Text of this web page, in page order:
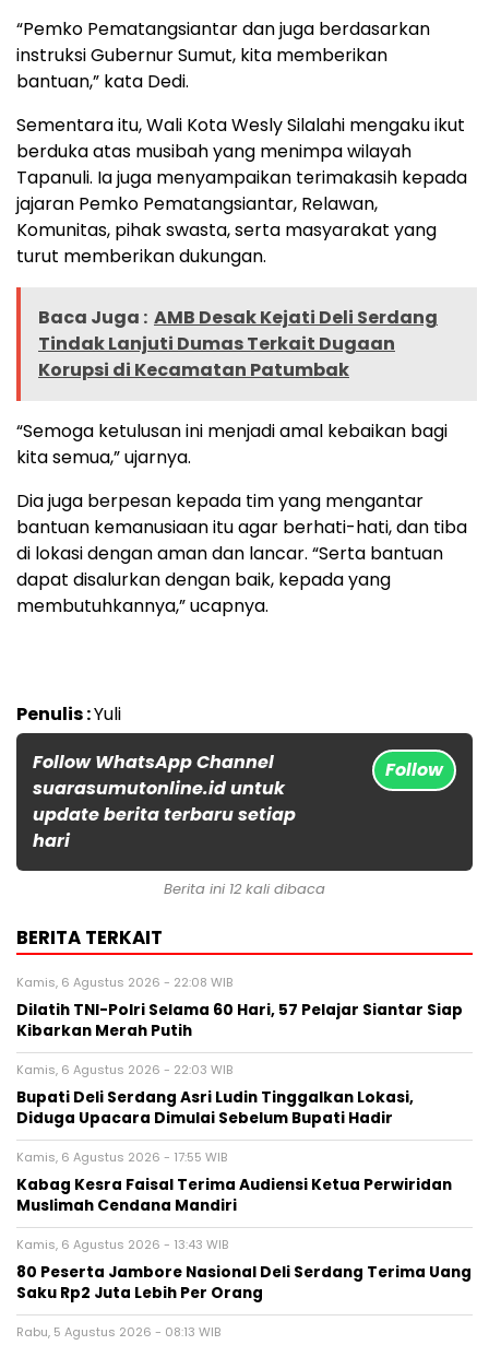
“Pemko Pematangsiantar dan juga berdasarkan
instruksi Gubernur Sumut, kita memberikan
bantuan,” kata Dedi.
Sementara itu, Wali Kota Wesly Silalahi mengaku ikut
berduka atas musibah yang menimpa wilayah
Tapanuli. Ia juga menyampaikan terimakasih kepada
jajaran Pemko Pematangsiantar, Relawan,
Komunitas, pihak swasta, serta masyarakat yang
turut memberikan dukungan.
Baca Juga : AMB Desak Kejati Deli Serdang
Tindak Lanjuti Dumas Terkait Dugaan
Korupsi di Kecamatan Patumbak
“Semoga ketulusan ini menjadi amal kebaikan bagi
kita semua,” ujarnya.
Dia juga berpesan kepada tim yang mengantar
bantuan kemanusiaan itu agar berhati-hati, dan tiba
di lokasi dengan aman dan lancar. “Serta bantuan
dapat disalurkan dengan baik, kepada yang
membutuhkannya,” ucapnya.
Penulis :Yuli
Follow WhatsApp Channel
suarasumutonline.id untuk
update berita terbaru setiap
hari
Follow
Berita ini 12 kali dibaca
BERITA TERKAIT
Kamis, 6 Agustus 2026 - 22:08 WIB
Dilatih TNI-Polri Selama 60 Hari, 57 Pelajar Siantar Siap
Kibarkan Merah Putih
Kamis, 6 Agustus 2026 - 22:03 WIB
Bupati Deli Serdang Asri Ludin Tinggalkan Lokasi,
Diduga Upacara Dimulai Sebelum Bupati Hadir
Kamis, 6 Agustus 2026 - 17:55 WIB
Kabag Kesra Faisal Terima Audiensi Ketua Perwiridan
Muslimah Cendana Mandiri
Kamis, 6 Agustus 2026 - 13:43 WIB
80 Peserta Jambore Nasional Deli Serdang Terima Uang
Saku Rp2 Juta Lebih Per Orang
Rabu, 5 Agustus 2026 - 08:13 WIB